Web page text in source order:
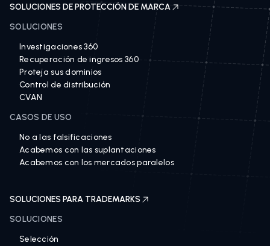
SOLUCIONES DE PROTECCIÓN DE MARCA
SOLUCIONES
Investigaciones 360
Recuperación de ingresos 360
Proteja sus dominios
Control de distribución
CVAN
CASOS DE USO
No a las falsificaciones
Acabemos con las suplantaciones
Acabemos con los mercados paralelos
SOLUCIONES PARA TRADEMARKS
SOLUCIONES
Selección